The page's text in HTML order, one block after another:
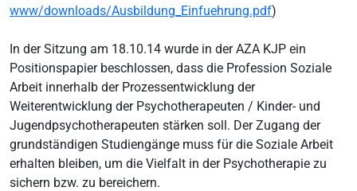
www/downloads/Ausbildung_Einfuehrung.pdf)
In der Sitzung am 18.10.14 wurde in der AZA KJP ein
Positionspapier beschlossen, dass die Profession Soziale
Arbeit innerhalb der Prozessentwicklung der
Weiterentwicklung der Psychotherapeuten / Kinder- und
Jugendpsychotherapeuten stärken soll. Der Zugang der
grundständigen Studiengänge muss für die Soziale Arbeit
erhalten bleiben, um die Vielfalt in der Psychotherapie zu
sichern bzw. zu bereichern.